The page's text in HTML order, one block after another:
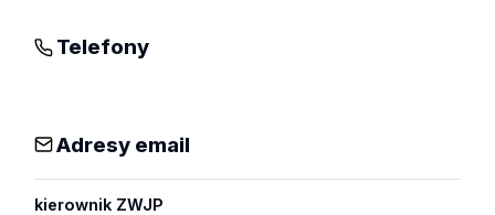
Telefony
Adresy email
kierownik ZWJP